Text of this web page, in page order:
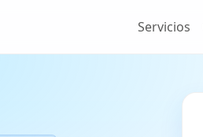
Servicios